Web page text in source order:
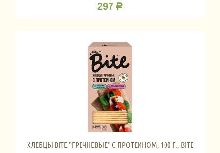
297 Р
ХЛЕБЦЫ BITE "ГРЕЧНЕВЫЕ" С ПРОТЕИНОМ, 100 Г., BITE